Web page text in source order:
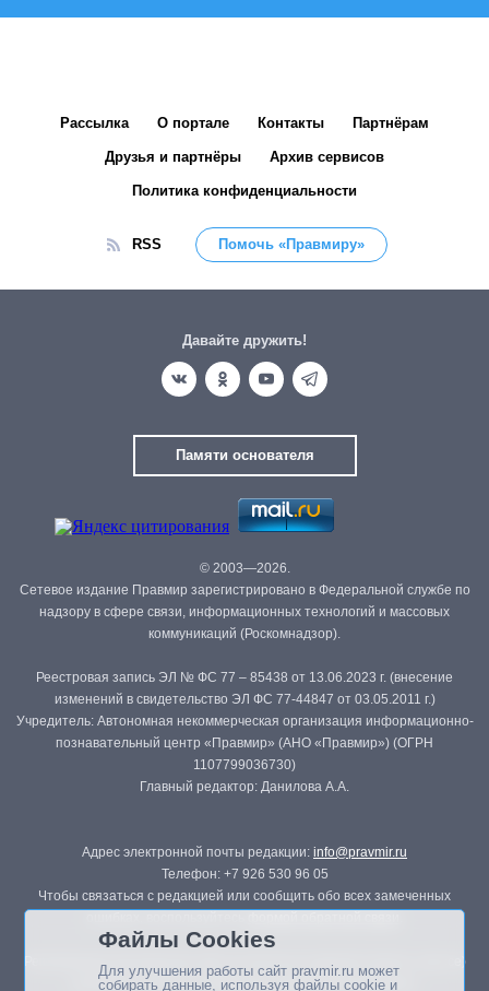
Рассылка О портале Контакты Партнёрам
Друзья и партнёры Архив сервисов
Политика конфиденциальности
RSS Помочь «Правмиру»
Давайте дружить!
Памяти основателя
© 2003—2026.
Сетевое издание Правмир зарегистрировано в Федеральной службе по
надзору в сфере связи, информационных технологий и массовых
коммуникаций (Роскомнадзор).
Реестровая запись ЭЛ № ФС 77 – 85438 от 13.06.2023 г. (внесение
изменений в свидетельство ЭЛ ФС 77-44847 от 03.05.2011 г.)
Учредитель: Автономная некоммерческая организация информационно-
познавательный центр «Правмир» (АНО «Правмир») (ОГРН
1107799036730)
Главный редактор: Данилова А.А.
Адрес электронной почты редакции: info@pravmir.ru
Телефон: +7 926 530 96 05
Чтобы связаться с редакцией или сообщить обо всех замеченных
Републикация материалов сайта в печатных изданиях (книгах, прессе)
возможна только с письменного разрешения редакции.
Файлы Cookies
Для улучшения работы сайт pravmir.ru может
собирать данные, используя файлы cookie и